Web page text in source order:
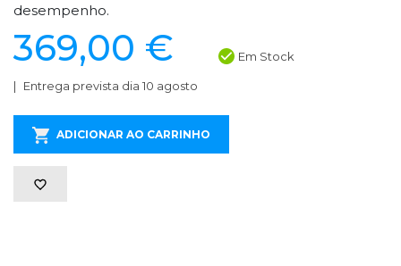
desempenho.
369,00 € Em Stock
Entrega prevista dia 10 agosto
ADICIONAR AO CARRINHO